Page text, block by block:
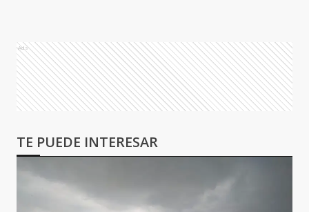
Ads
TE PUEDE INTERESAR